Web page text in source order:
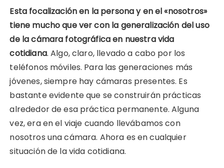
Esta focalización en la persona y en el «nosotros»
tiene mucho que ver con la generalización del uso
de la cámara fotográfica en nuestra vida
cotidiana. Algo, claro, llevado a cabo por los
teléfonos móviles. Para las generaciones más
jóvenes, siempre hay cámaras presentes. Es
bastante evidente que se construirán prácticas
alrededor de esa práctica permanente. Alguna
vez, era en el viaje cuando llevábamos con
nosotros una cámara. Ahora es en cualquier
situación de la vida cotidiana.